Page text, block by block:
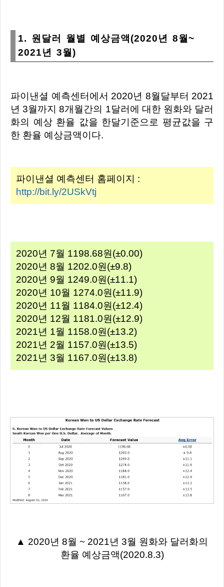
1. 원달러 월별 예상금액(2020년 8월~
2021년 3월)
파이낸셜 예측센터에서 2020년 8월달부터 2021
년 3월까지 8개월간의 1달러에 대한 원화와 달러
화의 예상 환율 값을 한달기준으로 평균값을 구
한 환율 예상금액이다.
파이낸셜 예측센터 홈페이지 :
http://bit.ly/2USkVtj
2020년 7월 1198.68원(±0.00)
2020년 8월 1202.0원(±9.8)
2020년 9월 1249.0원(±11.1)
2020년 10월 1274.0원(±11.9)
2020년 11월 1184.0원(±12.4)
2020년 12월 1181.0원(±12.9)
2021년 1월 1158.0원(±13.2)
2021년 2월 1157.0원(±13.5)
2021년 3월 1167.0원(±13.8)
▲ 2020년 8월 ~ 2021년 3월 원화와 달러화의
환율 예상금액(2020.8.3)